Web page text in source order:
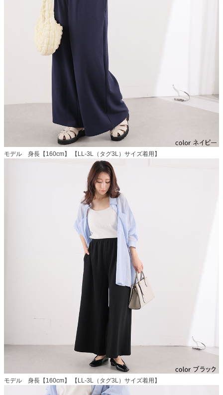
モデル 身長【160cm】 【LL-3L（タグ3L）サイズ着用】
モデル 身長【160cm】 【LL-3L（タグ3L）サイズ着用】